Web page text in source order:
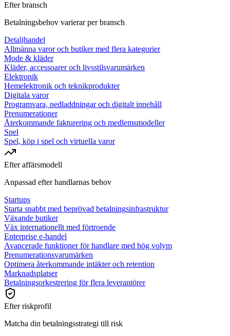
Efter bransch
Betalningsbehov varierar per bransch
Detaljhandel
Allmänna varor och butiker med flera kategorier
Mode & kläder
Kläder, accessoarer och livsstilsvarumärken
Elektronik
Hemelektronik och teknikprodukter
Digitala varor
Programvara, nedladdningar och digitalt innehåll
Prenumerationer
Återkommande fakturering och medlemsmodeller
Spel
Spel, köp i spel och virtuella varor
Efter affärsmodell
Anpassad efter handlarnas behov
Startups
Starta snabbt med beprövad betalningsinfrastruktur
Växande butiker
Väx internationellt med förtroende
Enterprise e-handel
Avancerade funktioner för handlare med hög volym
Prenumerationsvarumärken
Optimera återkommande intäkter och retention
Marknadsplatser
Betalningsorkestrering för flera leverantörer
Efter riskprofil
Matcha din betalningsstrategi till risk